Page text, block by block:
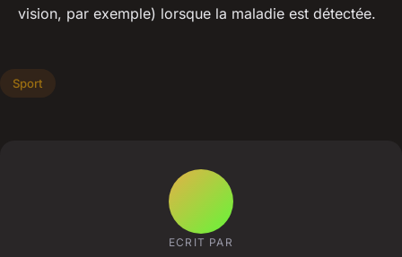
vision, par exemple) lorsque la maladie est détectée.
Sport
ECRIT PAR